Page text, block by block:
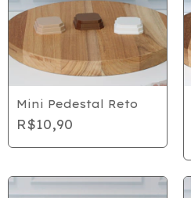
Mini Pedestal Reto
R$10,90